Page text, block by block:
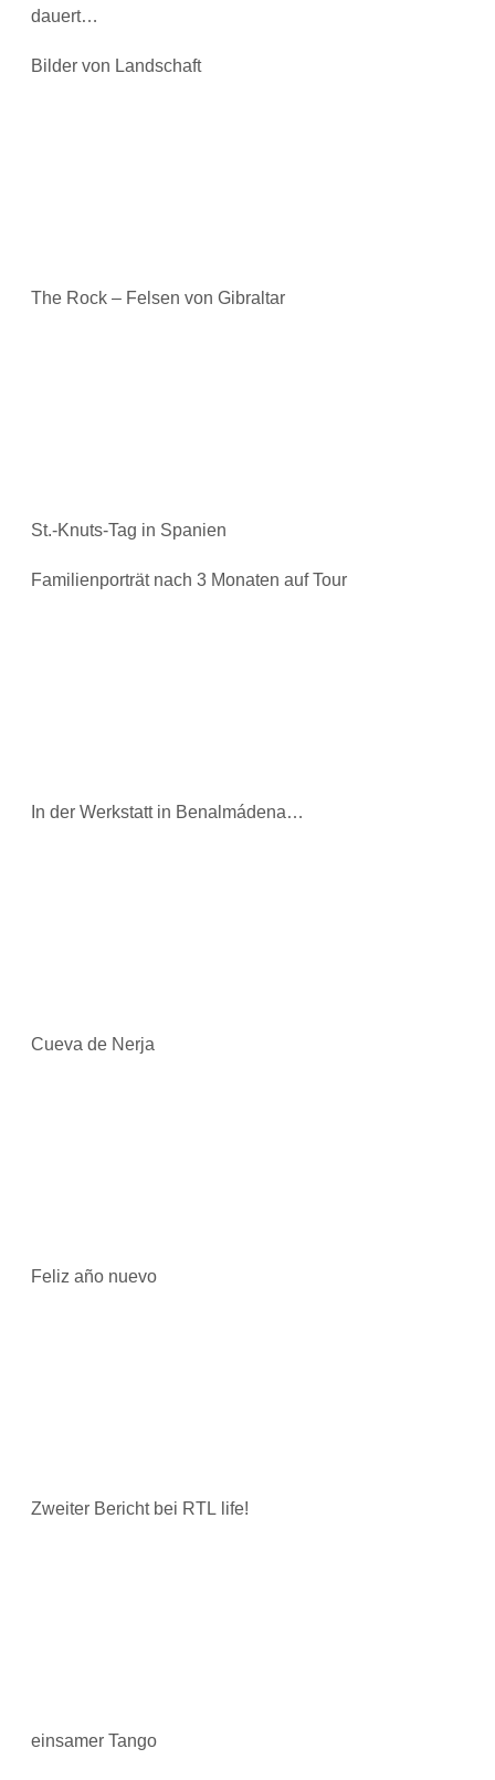
dauert…
Bilder von Landschaft
The Rock – Felsen von Gibraltar
St.-Knuts-Tag in Spanien
Familienporträt nach 3 Monaten auf Tour
In der Werkstatt in Benalmádena…
Cueva de Nerja
Feliz año nuevo
Zweiter Bericht bei RTL life!
einsamer Tango